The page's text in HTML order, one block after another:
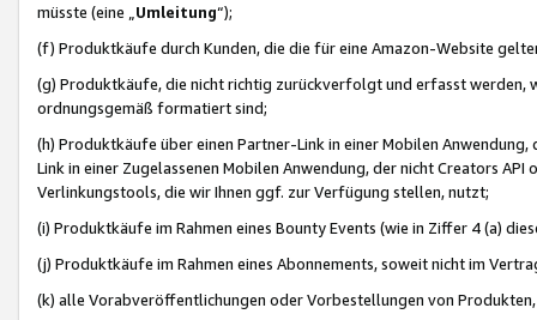
müsste (eine „ Umleitung“);
(f) Produktkäufe durch Kunden, die die für eine Amazon-Website
(g) Produktkäufe, die nicht richtig zurückverfolgt und erfasst werden,
ordnungsgemäß formatiert sind;
(h) Produktkäufe über einen Partner-Link in einer Mobilen
Link in einer Zugelassenen Mobilen Anwendung, der nicht Creators
Verlinkungstools, die wir Ihnen ggf. zur Verfügung stellen, nutzt;
(i) Produktkäufe im Rahmen eines Bounty Events (wie in Ziffer 4 (a)
(j) Produktkäufe im Rahmen eines Abonnements, soweit nicht im
(k) alle Vorabveröffentlichungen oder Vorbestellungen von